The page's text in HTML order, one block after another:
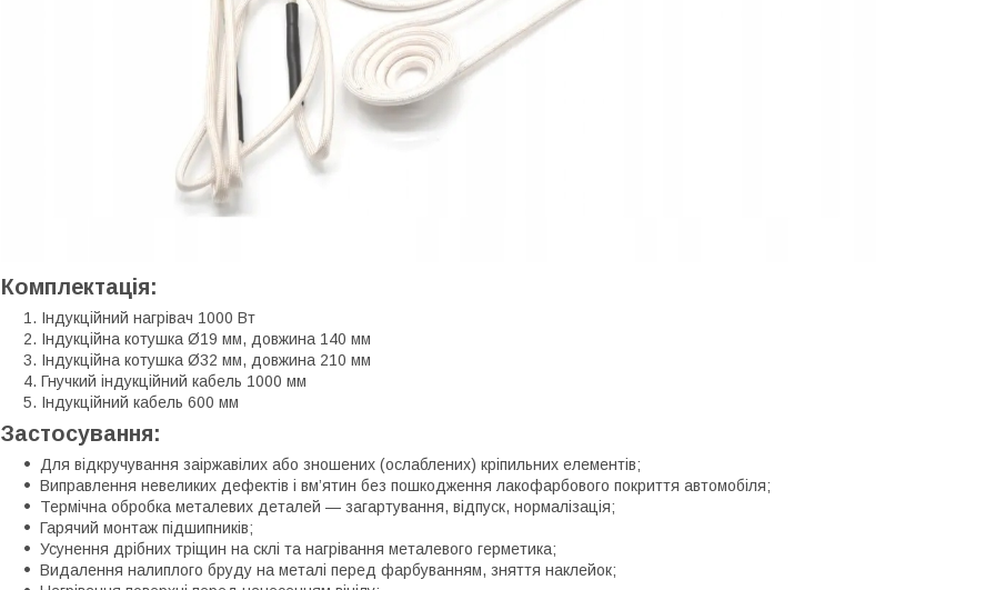
Комплектація:
Індукційний нагрівач 1000 Вт
Індукційна котушка Ø19 мм, довжина 140 мм
Індукційна котушка Ø32 мм, довжина 210 мм
Гнучкий індукційний кабель 1000 мм
Індукційний кабель 600 мм
Застосування:
Для відкручування заіржавілих або зношених (ослаблених) кріпильних елементів;
Виправлення невеликих дефектів і вм’ятин без пошкодження лакофарбового покриття автомобіля;
Термічна обробка металевих деталей — загартування, відпуск, нормалізація;
Гарячий монтаж підшипників;
Усунення дрібних тріщин на склі та нагрівання металевого герметика;
Видалення налиплого бруду на металі перед фарбуванням, зняття наклейок;